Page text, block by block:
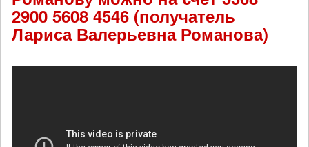
2900 5608 4546 (получатель
Лариса Валерьевна Романова)